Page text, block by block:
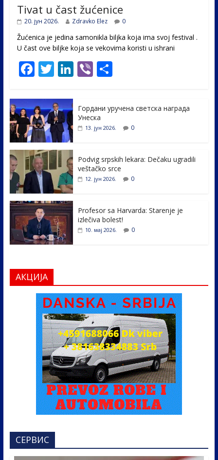
Tivat u čast žućenice
20. јун 2026. Zdravko Elez 0
Žućenica je jedina samonikla biljka koja ima svoj festival .
U čast ovе biljke koja se vekovima koristi u ishrani
F
e
b
o
o
k
T
itt
er
Li
e
dI
Vi S
e
Гордани уручена светска награда
Унеска
13. јун 2026. 0
Podvig srpskih lekara: Dečaku ugradili
veštačko srce
12. јун 2026. 0
Profesor sa Harvarda: Starenje je
izlečiva bolest!
10. мај 2026. 0
АКЦИЈА
СЕРВИС